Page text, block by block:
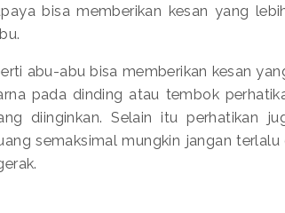
bisa memberikan kesan yang
abu-abu bisa memberikan kesan
pada dinding atau tembok
diinginkan. Selain itu perhatikan
semaksimal mungkin jangan